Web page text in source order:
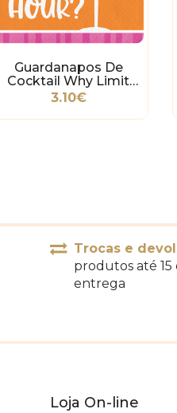
Guardanapos De
Cocktail Why Limit
Happy To An Hour?
3.10€
Trocas e
produtos até 15
entrega
Loja On-line